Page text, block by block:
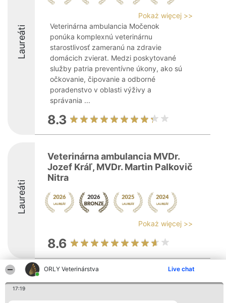
ORLY Veterinárstva Live chat
17:19
Laureáti
Pokaż więcej >>
Veterinárna ambulancia Močenok
ponúka komplexnú veterinárnu
starostlivosť zameranú na zdravie
domácich zvierat. Medzi poskytované
služby patria preventívne úkony, ako sú
očkovanie, čipovanie a odborné
poradenstvo v oblasti výživy a
správania ...
8.3
Laureáti
Veterinárna ambulancia MVDr.
Jozef Kráľ, MVDr. Martin Palkovič
Nitra
Pokaż więcej >>
8.6
Organizátor hodnotenia
Bright Side Solutions sp. z o.
ul. Ruska 22
Laureáti
wszystkich
Kontakt